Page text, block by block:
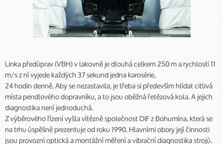
Linka předúprav (VBH) v lakovně je dlouhá celkem 250 m a rychlostí 11
m/s z ní vyjede každých 37 sekund jedna karosérie,
24 hodin denně. Aby se nezastavila, je třeba si především hlídat citlivá
místa pendlového dopravníku, a to jsou oběžná řetězová kola. A jejich
diagnostika není jednoduchá.
Z výběrového řízení vyšla vítězně společnost DIF z Bohumína, která se
na trhu úspěšně prezentuje od roku 1990. Hlavními obory její činnosti
jsou provozní optická a montážní měření a vibrační diagnostika strojů.